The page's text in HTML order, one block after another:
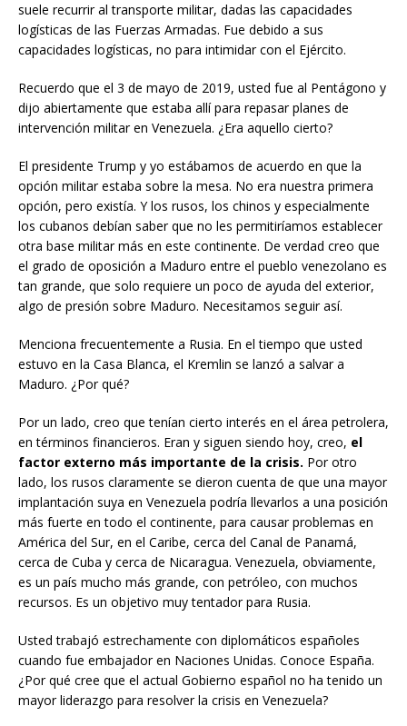
suele recurrir al transporte militar, dadas las capacidades
logísticas de las Fuerzas Armadas. Fue debido a sus
capacidades logísticas, no para intimidar con el Ejército.
Recuerdo que el 3 de mayo de 2019, usted fue al Pentágono y
dijo abiertamente que estaba allí para repasar planes de
intervención militar en Venezuela. ¿Era aquello cierto?
El presidente Trump y yo estábamos de acuerdo en que la
opción militar estaba sobre la mesa. No era nuestra primera
opción, pero existía. Y los rusos, los chinos y especialmente
los cubanos debían saber que no les permitiríamos establecer
otra base militar más en este continente. De verdad creo que
el grado de oposición a Maduro entre el pueblo venezolano es
tan grande, que solo requiere un poco de ayuda del exterior,
algo de presión sobre Maduro. Necesitamos seguir así.
Menciona frecuentemente a Rusia. En el tiempo que usted
estuvo en la Casa Blanca, el Kremlin se lanzó a salvar a
Maduro. ¿Por qué?
Por un lado, creo que tenían cierto interés en el área petrolera,
en términos financieros. Eran y siguen siendo hoy, creo, el
factor externo más importante de la crisis. Por otro
lado, los rusos claramente se dieron cuenta de que una mayor
implantación suya en Venezuela podría llevarlos a una posición
más fuerte en todo el continente, para causar problemas en
América del Sur, en el Caribe, cerca del Canal de Panamá,
cerca de Cuba y cerca de Nicaragua. Venezuela, obviamente,
es un país mucho más grande, con petróleo, con muchos
recursos. Es un objetivo muy tentador para Rusia.
Usted trabajó estrechamente con diplomáticos españoles
cuando fue embajador en Naciones Unidas. Conoce España.
¿Por qué cree que el actual Gobierno español no ha tenido un
mayor liderazgo para resolver la crisis en Venezuela?